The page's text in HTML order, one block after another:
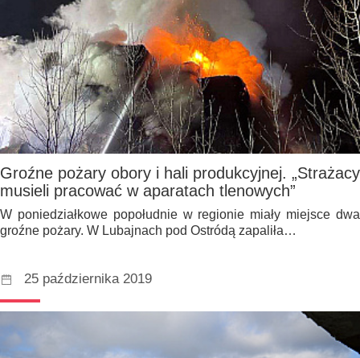
Groźne pożary obory i hali produkcyjnej. „Strażacy
musieli pracować w aparatach tlenowych”
W poniedziałkowe popołudnie w regionie miały miejsce dwa
groźne pożary. W Lubajnach pod Ostródą zapaliła…
25 października 2019